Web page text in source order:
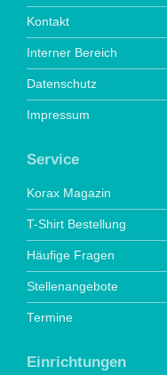
Kontakt
Interner Bereich
Datenschutz
Impressum
Service
Korax Magazin
T-Shirt Bestellung
Häufige Fragen
Stellenangebote
Termine
Einrichtungen